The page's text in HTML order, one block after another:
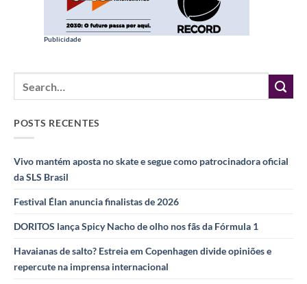
Publicidade
POSTS RECENTES
Vivo mantém aposta no skate e segue como patrocinadora oficial
da SLS Brasil
Festival Élan anuncia finalistas de 2026
DORITOS lança Spicy Nacho de olho nos fãs da Fórmula 1
Havaianas de salto? Estreia em Copenhagen divide opiniões e
repercute na imprensa internacional